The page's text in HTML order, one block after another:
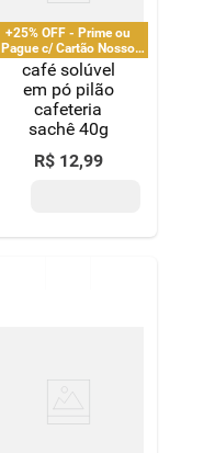
+25% OFF - Prime ou
Pague c/ Cartão Nosso
Pay
café solúvel
em pó pilão
cafeteria
sachê 40g
R$ 12,99